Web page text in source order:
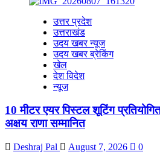
उत्तर प्रदेश
उत्तराखंड
उदय खबर न्यूज
उदय खबर ब्रेकिंग
खेल
देश विदेश
न्यूज
10 मीटर एयर पिस्टल शूटिंग
अक्षय राणा सम्मानित
Deshraj Pal August 7, 2026 0